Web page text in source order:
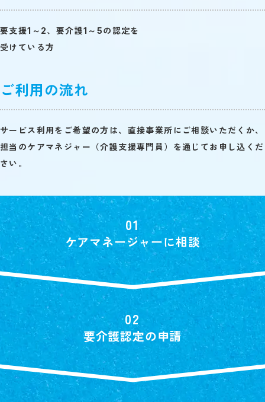
要支援1～2、要介護1～5の認定を
受けている方
ご利用の流れ
サービス利用をご希望の方は、直接事業所にご相談いただくか、
担当のケアマネジャー（介護支援専門員）を通じてお申し込くだ
さい。
ケアマネージャーに相談
要介護認定の申請